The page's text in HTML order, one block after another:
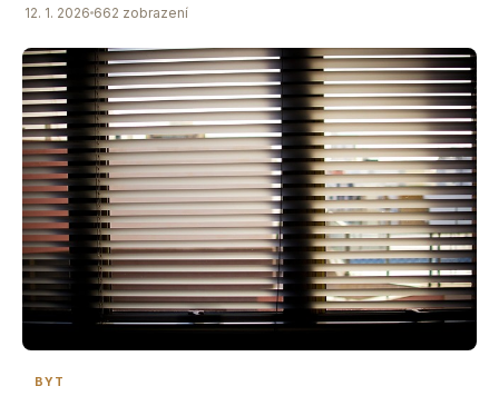
12. 1. 2026 662 zobrazení
BYT